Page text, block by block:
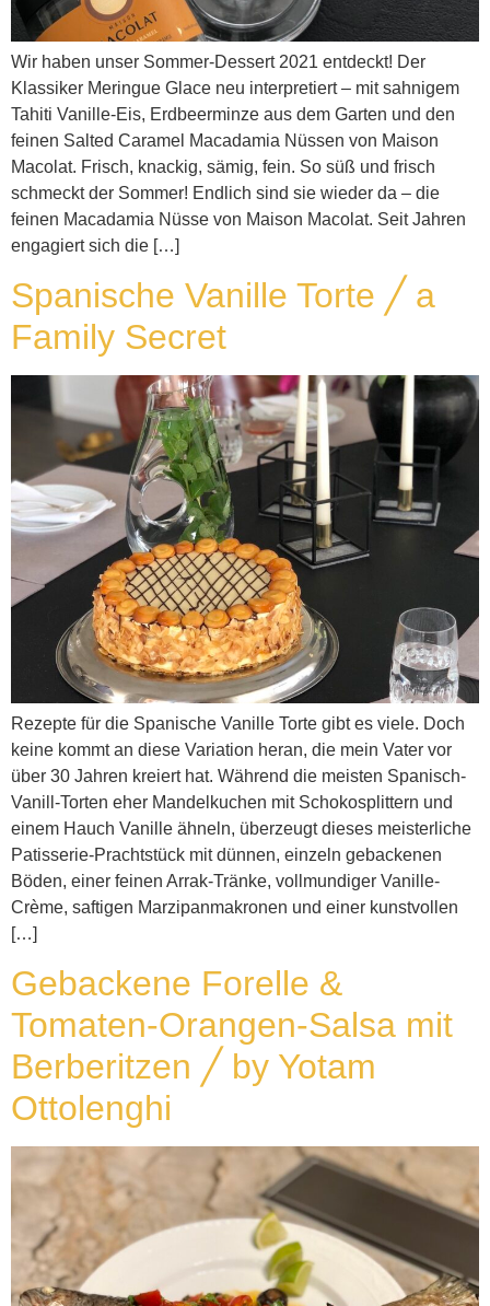
Wir haben unser Sommer-Dessert 2021 entdeckt! Der
Klassiker Meringue Glace neu interpretiert – mit sahnigem
Tahiti Vanille-Eis, Erdbeerminze aus dem Garten und den
feinen Salted Caramel Macadamia Nüssen von Maison
Macolat. Frisch, knackig, sämig, fein. So süß und frisch
schmeckt der Sommer! Endlich sind sie wieder da – die
feinen Macadamia Nüsse von Maison Macolat. Seit Jahren
engagiert sich die […]
Spanische Vanille Torte ╱ a
Family Secret
Rezepte für die Spanische Vanille Torte gibt es viele. Doch
keine kommt an diese Variation heran, die mein Vater vor
über 30 Jahren kreiert hat. Während die meisten Spanisch-
Vanill-Torten eher Mandelkuchen mit Schokosplittern und
einem Hauch Vanille ähneln, überzeugt dieses meisterliche
Patisserie-Prachtstück mit dünnen, einzeln gebackenen
Böden, einer feinen Arrak-Tränke, vollmundiger Vanille-
Crème, saftigen Marzipanmakronen und einer kunstvollen
[…]
Gebackene Forelle &
Tomaten-Orangen-Salsa mit
Berberitzen ╱ by Yotam
Ottolenghi